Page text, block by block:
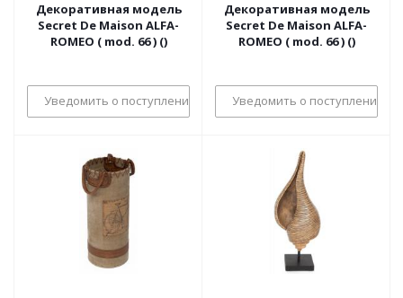
Декоративная модель
Secret De Maison ALFA-
ROMEO ( mod. 66 ) ()
Уведомить о поступлении
Декоративная модель
Secret De Maison ALFA-
ROMEO ( mod. 66 ) ()
Уведомить о поступлении